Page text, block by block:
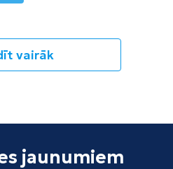
vairāk
jaunumiem